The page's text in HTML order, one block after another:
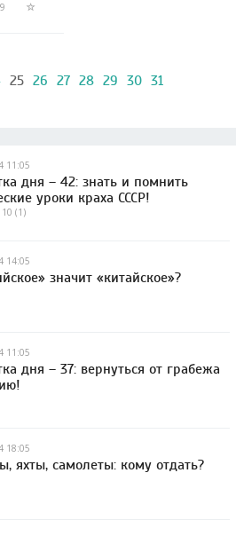
25 26 27 28 29 30 31
11:05
дня – 42: знать и помнить
уроки краха СССР!
10 (1)
14:05
значит «китайское»?
11:05
дня – 37: вернуться от грабежа
18:05
яхты, самолеты: кому отдать?